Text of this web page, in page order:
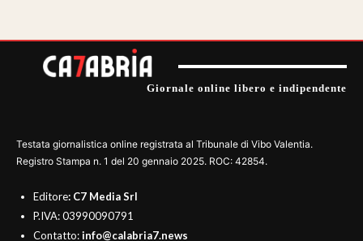
Giornale online libero e indipendente
Testata giornalistica online registrata al Tribunale di Vibo Valentia.
Registro Stampa n. 1 del 20 gennaio 2025. ROC: 42854.
Editore: C7 Media Srl
P.IVA: 03990090791
Contatto:info@calabria7.news